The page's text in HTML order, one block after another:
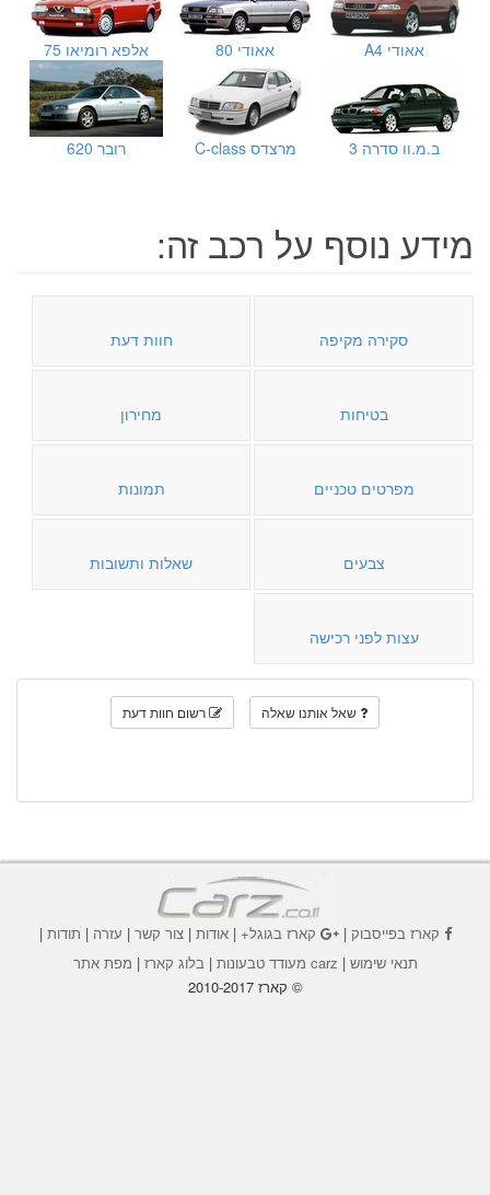
אאודי A4 אאודי 80 אלפא רומיאו 75
ב.מ.וו סדרה 3 מרצדס C-class רובר 620
מידע נוסף על רכב זה:
סקירה מקיפה חוות דעת
בטיחות מחירון
מפרטים טכניים תמונות
צבעים שאלות ותשובות
עצות לפני רכישה
שאל אותנו שאלה רשום חוות דעת
קארז בפייסבוק| קארז בגוגל+|אודות |צור קשר | עזרה | תודות |
תנאי שימוש | carz מעודד טבעונות | בלוג קארז | מפת אתר
© קארז 2010-2017